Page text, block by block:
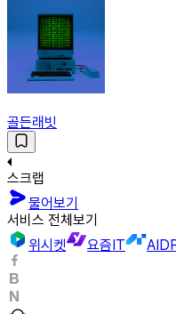
골든래빗
스크랩
물어보기
서비스 전체보기
위시켓
요즘IT